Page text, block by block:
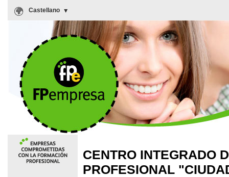
Castellano
CENTRO INTEGRADO
PROFESIONAL